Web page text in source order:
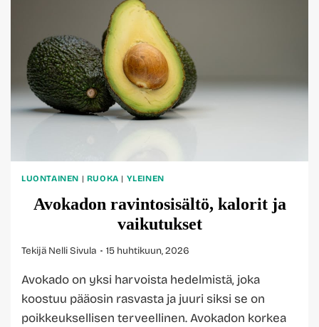
LUONTAINEN | RUOKA | YLEINEN
Avokadon ravintosisältö, kalorit ja
vaikutukset
Tekijä Nelli Sivula 15 huhtikuun, 2026
Avokado on yksi harvoista hedelmistä, joka
koostuu pääosin rasvasta ja juuri siksi se on
poikkeuksellisen terveellinen. Avokadon korkea